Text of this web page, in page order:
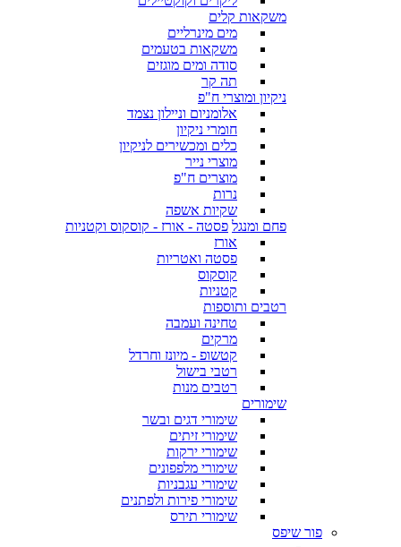
משקאות קלים
מים מינרליים
משקאות בטעמים
סודה ומים מוגזים
תה קר
ניקיון ומוצרי ח"פ
אלומניום וניילון נצמד
חומרי ניקיון
כלים ומכשירים לניקיון
מוצרי נייר
מוצרים ח"פ
נרות
שקיות אשפה
פחם ומנגל פסטה - אורז - קוסקוס וקטניות
אורז
פסטה ואטריות
קוסקוס
קטניות
רטבים ותוספות
טחינה ועמבה
מרקים
קטשופ - מיונז וחרדל
רטבי בישול
רטבים מנות
שימורים
שימורי דגים ובשר
שימורי זיתים
שימורי ירקות
שימורי מלפפונים
שימורי עגבניות
שימורי פירות ולפתנים
שימורי תירס
פור שיפס